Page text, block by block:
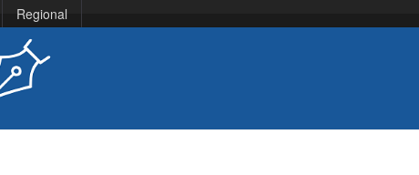
Regional